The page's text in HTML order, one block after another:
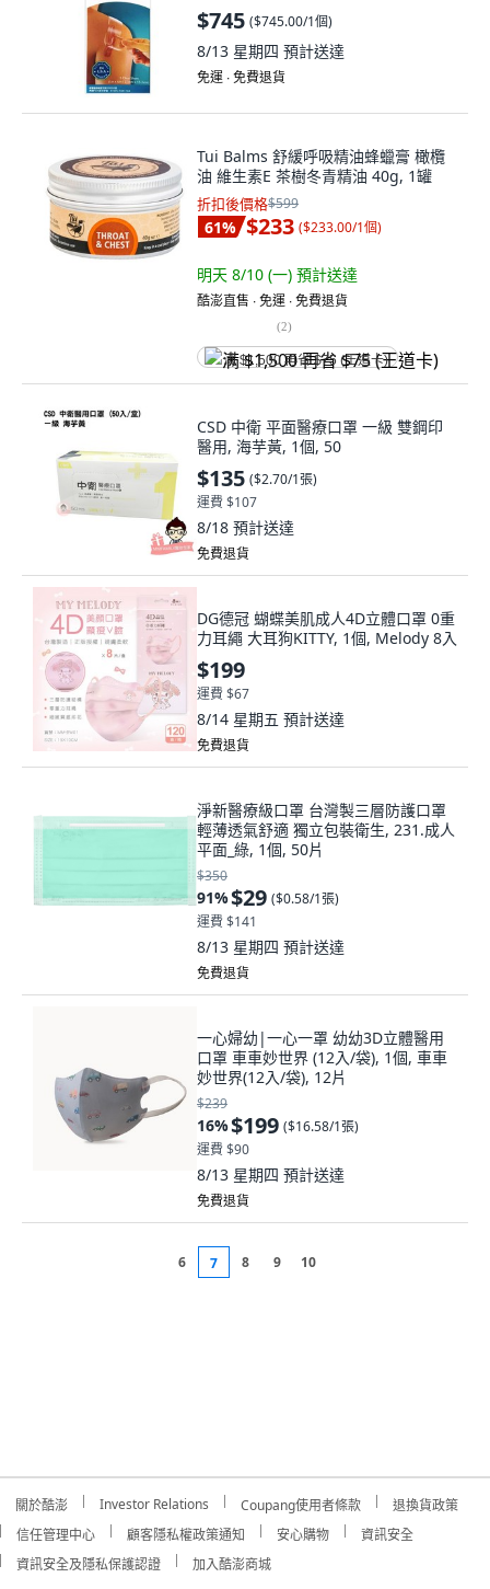
$745 ($745.00/1個)
8/13 星期四 預計送達
免運 ∙ 免費退貨
Tui Balms 舒緩呼吸精油蜂蠟膏 橄欖
油 維生素E 茶樹冬青精油 40g, 1罐
折扣後價格$599
61% $233 ($233.00/1個)
明天 8/10 (一) 預計送達
酷澎直售 ∙ 免運 ∙ 免費退貨
(2)
满 $1,500 再省 $75 (王道卡)
CSD 中衛 平面醫療口罩 一級 雙鋼印
醫用, 海芋黃, 1個, 50
$135 ($2.70/1張)
運費 $107
8/18 預計送達
免費退貨
DG德冠 蝴蝶美肌成人4D立體口罩 0重
力耳繩 大耳狗KITTY, 1個, Melody 8入
$199
運費 $67
8/14 星期五 預計送達
免費退貨
淨新醫療級口罩 台灣製三層防護口罩
輕薄透氣舒適 獨立包裝衛生, 231.成人
平面_綠, 1個, 50片
$350
91%$29 ($0.58/1張)
運費 $141
8/13 星期四 預計送達
免費退貨
一心婦幼|一心一罩 幼幼3D立體醫用
口罩 車車妙世界 (12入/袋), 1個, 車車
妙世界(12入/袋), 12片
$239
16%$199 ($16.58/1張)
運費 $90
8/13 星期四 預計送達
免費退貨
6 7 8 9 10
關於酷澎 Investor Relations Coupang使用者條款
退換貨政策
信任管理中心
顧客隱私權政策通知 安心購物
資訊安全
資訊安全及隱私保護認證
加入酷澎商城